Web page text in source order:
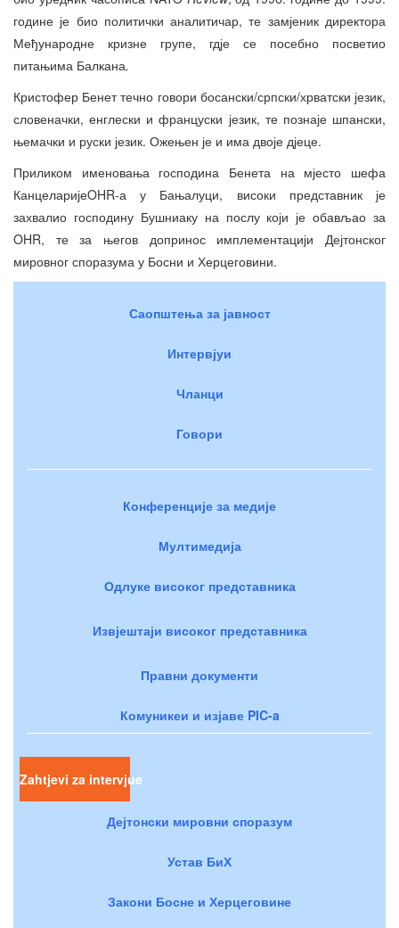
године је био политички аналитичар, те замјеник директора
Међународне кризне групе, гдје се посебно посветио
питањима Балкана.
Кристофер Бенет течно говори босански/српски/хрватски језик,
словеначки, енглески и француски језик, те познаје шпански,
њемачки и руски језик. Ожењен је и има двоје дјеце.
Приликом именовања господина Бенета на мјесто шефа
КанцеларијеOHR-а у Бањалуци, високи представник је
захвалио господину Бушниаку на послу који је обављао за
OHR, те за његов допринос имплементацији Дејтонског
мировног споразума у Босни и Херцеговини.
Саопштења за јавност
Интервјуи
Чланци
Говори
Конференције за медије
Мултимедија
Одлуке високог представника
Извјештаји високог представника
Правни документи
Комуникеи и изјаве PIC-a
Zahtjevi za intervjue
Дејтонски мировни споразум
Устав БиХ
Закони Босне и Херцеговине